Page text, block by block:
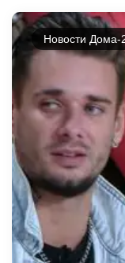
Новости Дома-